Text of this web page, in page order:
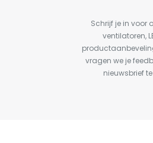
Schrijf je in voor
ventilatoren,
vragen we je
nieuwsbrief